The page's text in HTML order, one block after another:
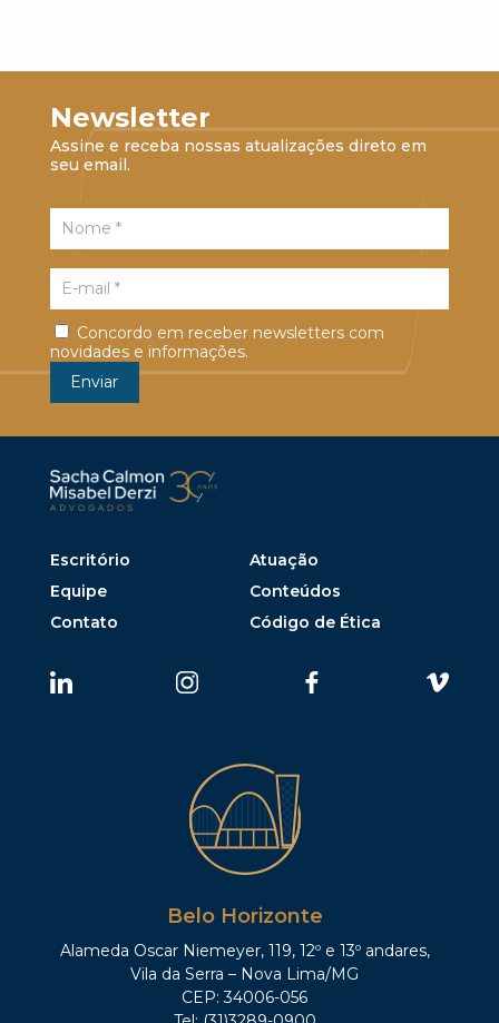
Newsletter
Assine e receba nossas atualizações direto em
seu email.
Concordo em receber newsletters com
novidades e informações.
Escritório
Atuação
Equipe
Conteúdos
Contato
Código de Ética
Belo Horizonte
Alameda Oscar Niemeyer, 119, 12º e 13º andares,
Vila da Serra – Nova Lima/MG
CEP: 34006-056